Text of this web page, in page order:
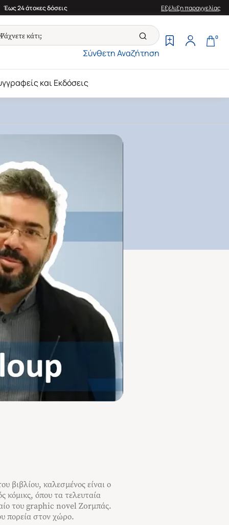
Έως 24 άτοκες δόσεις Εξέλιξη παραγγελίας
Σύνθετη Αναζήτηση
0
και Εκδόσεις
βιβλίου, καλεσμένος είναι ο
κόμικς, όπου τα τελευταία
του graphic novel Zorμπάς.
πορεία στον χώρο.